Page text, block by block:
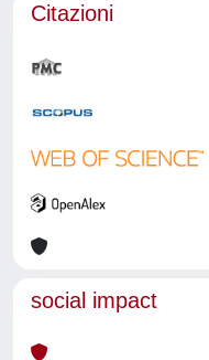
Citazioni
social impact